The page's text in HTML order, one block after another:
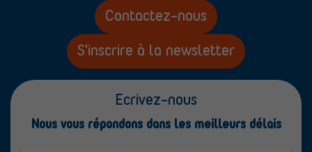
Contactez-nous
S'inscrire à la newsletter
Ecrivez-nous
Nous vous répondons dans les meilleurs délais